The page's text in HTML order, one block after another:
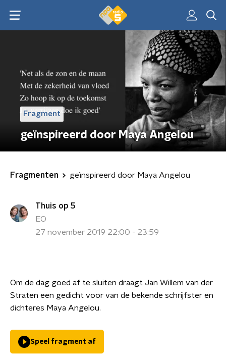
Fragment
geïnspireerd door Maya Angelou
Fragmenten geïnspireerd door Maya Angelou
Thuis op 5
EO
27 november 2019 22:00 - 23:59
Om de dag goed af te sluiten draagt Jan Willem van der
Straten een gedicht voor van de bekende schrijfster en
dichteres Maya Angelou.
Speel fragment af